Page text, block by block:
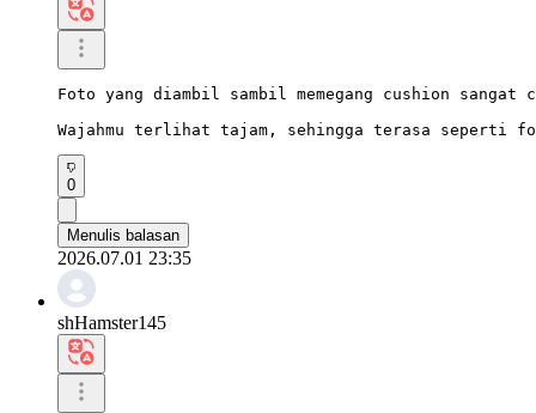
Foto yang diambil sambil memegang cushion sangat
Wajahmu terlihat tajam, sehingga terasa seperti
0
Menulis balasan
2026.07.01 23:35
shHamster145